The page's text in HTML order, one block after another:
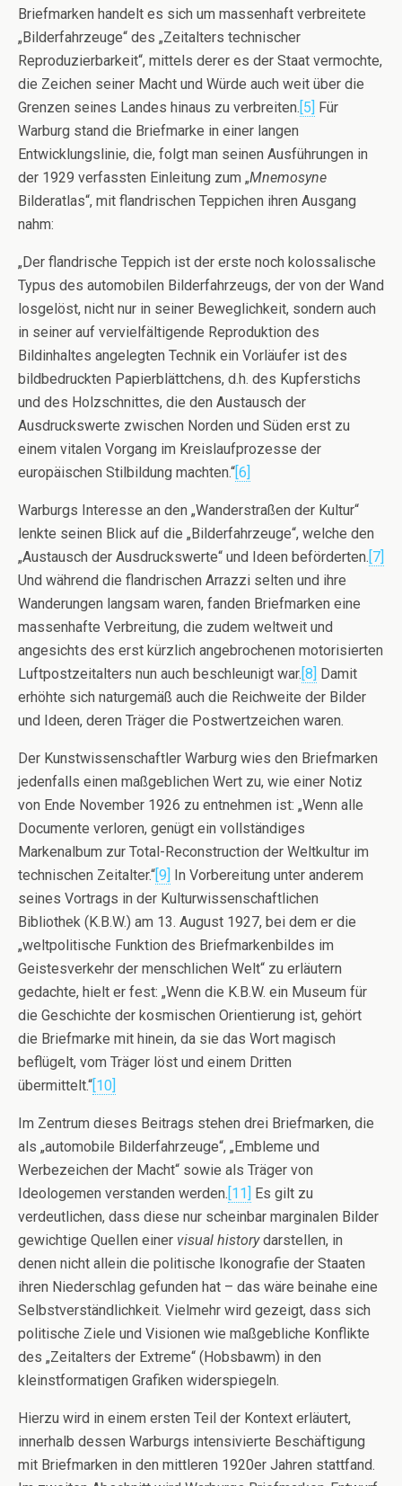
Briefmarken handelt es sich um massenhaft verbreitete
„Bilderfahrzeuge“ des „Zeitalters technischer
Reproduzierbarkeit“, mittels derer es der Staat vermochte,
die Zeichen seiner Macht und Würde auch weit über die
Grenzen seines Landes hinaus zu verbreiten.[5] Für
Warburg stand die Briefmarke in einer langen
Entwicklungslinie, die, folgt man seinen Ausführungen in
der 1929 verfassten Einleitung zum „Mnemosyne
Bilderatlas“, mit flandrischen Teppichen ihren Ausgang
nahm:
„Der flandrische Teppich ist der erste noch kolossalische
Typus des automobilen Bilderfahrzeugs, der von der Wand
losgelöst, nicht nur in seiner Beweglichkeit, sondern auch
in seiner auf vervielfältigende Reproduktion des
Bildinhaltes angelegten Technik ein Vorläufer ist des
bildbedruckten Papierblättchens, d.h. des Kupferstichs
und des Holzschnittes, die den Austausch der
Ausdruckswerte zwischen Norden und Süden erst zu
einem vitalen Vorgang im Kreislaufprozesse der
europäischen Stilbildung machten.“[6]
Warburgs Interesse an den „Wanderstraßen der Kultur“
lenkte seinen Blick auf die „Bilderfahrzeuge“, welche den
„Austausch der Ausdruckswerte“ und Ideen beförderten.[7]
Und während die flandrischen Arrazzi selten und ihre
Wanderungen langsam waren, fanden Briefmarken eine
massenhafte Verbreitung, die zudem weltweit und
angesichts des erst kürzlich angebrochenen motorisierten
Luftpostzeitalters nun auch beschleunigt war.[8] Damit
erhöhte sich naturgemäß auch die Reichweite der Bilder
und Ideen, deren Träger die Postwertzeichen waren.
Der Kunstwissenschaftler Warburg wies den Briefmarken
jedenfalls einen maßgeblichen Wert zu, wie einer Notiz
von Ende November 1926 zu entnehmen ist: „Wenn alle
Documente verloren, genügt ein vollständiges
Markenalbum zur Total-Reconstruction der Weltkultur im
technischen Zeitalter.“[9] In Vorbereitung unter anderem
seines Vortrags in der Kulturwissenschaftlichen
Bibliothek (K.B.W.) am 13. August 1927, bei dem er die
„weltpolitische Funktion des Briefmarkenbildes im
Geistesverkehr der menschlichen Welt“ zu erläutern
gedachte, hielt er fest: „Wenn die K.B.W. ein Museum für
die Geschichte der kosmischen Orientierung ist, gehört
die Briefmarke mit hinein, da sie das Wort magisch
beflügelt, vom Träger löst und einem Dritten
übermittelt.“[10]
Im Zentrum dieses Beitrags stehen drei Briefmarken, die
als „automobile Bilderfahrzeuge“, „Embleme und
Werbezeichen der Macht“ sowie als Träger von
Ideologemen verstanden werden.[11] Es gilt zu
verdeutlichen, dass diese nur scheinbar marginalen Bilder
gewichtige Quellen einer visual historydarstellen, in
denen nicht allein die politische Ikonografie der Staaten
ihren Niederschlag gefunden hat – das wäre beinahe eine
Selbstverständlichkeit. Vielmehr wird gezeigt, dass sich
politische Ziele und Visionen wie maßgebliche Konflikte
des „Zeitalters der Extreme“ (Hobsbawm) in den
kleinstformatigen Grafiken widerspiegeln.
Hierzu wird in einem ersten Teil der Kontext erläutert,
innerhalb dessen Warburgs intensivierte Beschäftigung
mit Briefmarken in den mittleren 1920er Jahren stattfand.